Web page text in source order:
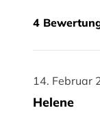
4
14. Februar
14. Februar
Helene